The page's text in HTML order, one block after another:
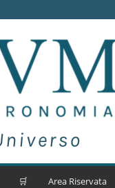
🛒 Area Riservata